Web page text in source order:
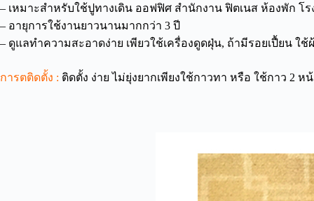
– เหมาะสำหรับใช้ปูทางเดิน ออฟฟิศ สำนักงาน ฟิตเนส ห้องพัก โร
– อายุการใช้งานยาวนานมากกว่า 3 ปี
– ดูแลทำความสะอาดง่าย เพียวใช้เครื่องดูดฝุ่น, ถ้ามีรอยเปื้ยน ใ
การตติดตั้ง : ติดตั้ง ง่าย ไม่ยุ่งยากเพียงใช้กาวทา หรือ ใช้กาว 2 ห